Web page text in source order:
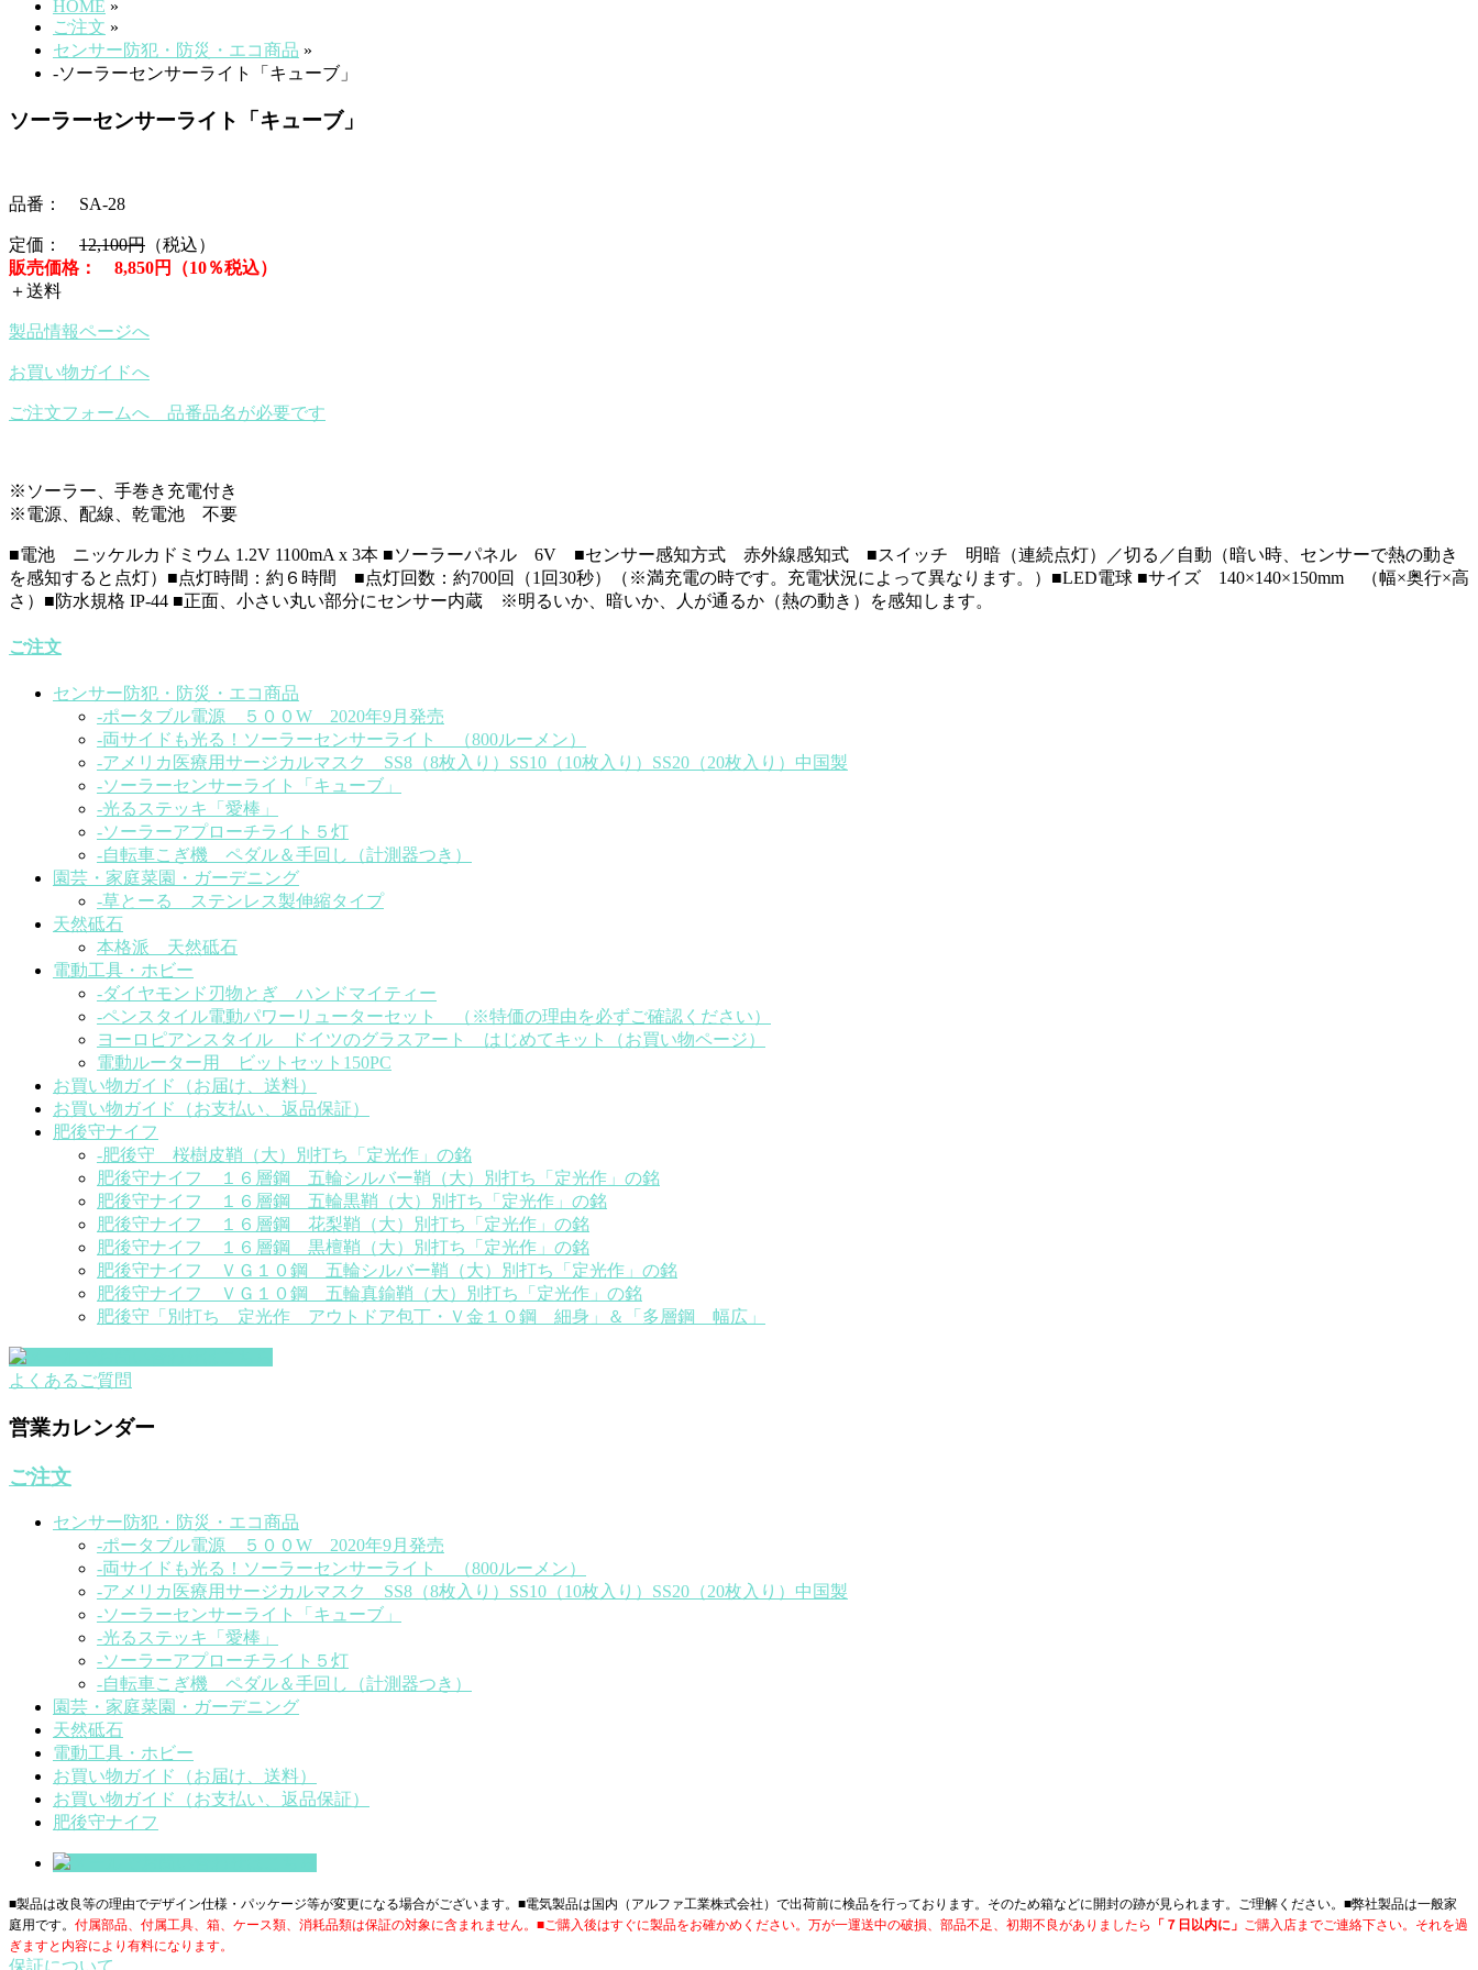
HOME »
ご注文 »
センサー防犯・防災・エコ商品 »
-ソーラーセンサーライト「キューブ」
ソーラーセンサーライト「キューブ」
品番： SA-28
定価： 12,100円 （税込）
販売価格： 8,850円（10％税込）
＋送料
製品情報ページへ
お買い物ガイドへ
ご注文フォームへ 品番品名が必要です
※ソーラー、手巻き充電付き
※電源、配線、乾電池 不要
■電池 ニッケルカドミウム 1.2V 1100mA x 3本 ■ソーラーパネル 6V ■センサー感知方式 赤外線感知式 ■スイッチ 明暗（連続点灯）／切る／自動（暗い時、センサーで熱の動き
を感知すると点灯）■点灯時間：約６時間 ■点灯回数：約700回（1回30秒）（※満充電の時です。充電状況によって異なります。）■LED電球 ■サイズ 140×140×150mm （幅×奥行×高
さ）■防水規格 IP-44 ■正面、小さい丸い部分にセンサー内蔵 ※明るいか、暗いか、人が通るか（熱の動き）を感知します。
ご注文
センサー防犯・防災・エコ商品
-ポータブル電源 ５００W 2020年9月発売
-両サイドも光る！ソーラーセンサーライト （800ルーメン）
-アメリカ医療用サージカルマスク SS8（8枚入り）SS10（10枚入り）SS20（20枚入り）中国製
-ソーラーセンサーライト「キューブ」
-光るステッキ「愛棒」
-ソーラーアプローチライト５灯
-自転車こぎ機 ペダル＆手回し（計測器つき）
園芸・家庭菜園・ガーデニング
-草とーる ステンレス製伸縮タイプ
天然砥石
本格派 天然砥石
電動工具・ホビー
-ダイヤモンド刃物とぎ ハンドマイティー
-ペンスタイル電動パワーリューターセット （※特価の理由を必ずご確認ください）
ヨーロピアンスタイル ドイツのグラスアート はじめてキット（お買い物ページ）
電動ルーター用 ビットセット150PC
お買い物ガイド（お届け、送料）
お買い物ガイド（お支払い、返品保証）
肥後守ナイフ
-肥後守 桜樹皮鞘（大）別打ち「定光作」の銘
肥後守ナイフ １６層鋼 五輪シルバー鞘（大）別打ち「定光作」の銘
肥後守ナイフ １６層鋼 五輪黒鞘（大）別打ち「定光作」の銘
肥後守ナイフ １６層鋼 花梨鞘（大）別打ち「定光作」の銘
肥後守ナイフ １６層鋼 黒檀鞘（大）別打ち「定光作」の銘
肥後守ナイフ ＶＧ１０鋼 五輪シルバー鞘（大）別打ち「定光作」の銘
肥後守ナイフ ＶＧ１０鋼 五輪真鍮鞘（大）別打ち「定光作」の銘
肥後守「別打ち 定光作 アウトドア包丁・Ｖ金１０鋼 細身」＆「多層鋼 幅広」
よくあるご質問
営業カレンダー
ご注文
センサー防犯・防災・エコ商品
-ポータブル電源 ５００W 2020年9月発売
-両サイドも光る！ソーラーセンサーライト （800ルーメン）
-アメリカ医療用サージカルマスク SS8（8枚入り）SS10（10枚入り）SS20（20枚入り）中国製
-ソーラーセンサーライト「キューブ」
-光るステッキ「愛棒」
-ソーラーアプローチライト５灯
-自転車こぎ機 ペダル＆手回し（計測器つき）
園芸・家庭菜園・ガーデニング
天然砥石
電動工具・ホビー
お買い物ガイド（お届け、送料）
お買い物ガイド（お支払い、返品保証）
肥後守ナイフ
■製品は改良等の理由でデザイン仕様・パッケージ等が変更になる場合がございます。■電気製品は国内（アルファ工業株式会社）で出荷前に検品を行っております。そのため箱などに開封の跡が見られます。ご理解ください。■弊社製品は一般家
庭用です。 付属部品、付属工具、箱、ケース類、消耗品類は保証の対象に含まれません。■ご購入後はすぐに製品をお確かめください。万が一運送中の破損、部品不足、初期不良がありましたら 「７日以内に」 ご購入店までご連絡下さい。それを過
ぎますと内容により有料になります。